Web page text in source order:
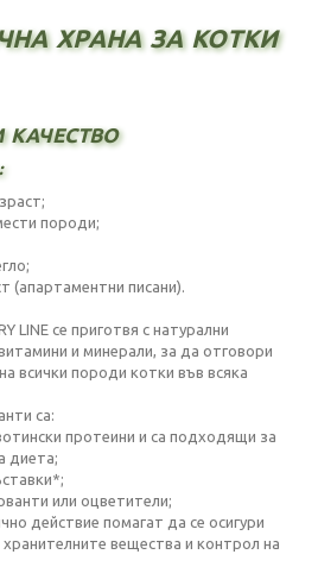
храна за котки
породи;
(апартаментни писани).
LINE се приготвя с натурални
и минерали, за да отговори
всички породи котки във всяка
са:
протеини и са подходящи за
диета;
или оцветители;
действие помагат да се осигури
вещества и контрол на